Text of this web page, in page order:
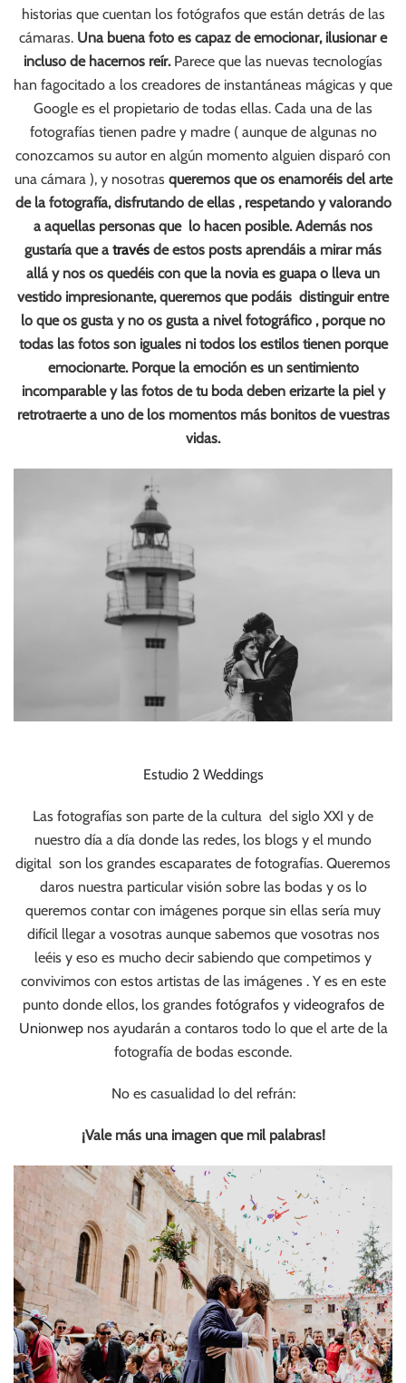
historias que cuentan los fotógrafos que están detrás de las
cámaras. Una buena foto es capaz de emocionar, ilusionar e
incluso de hacernos reír. Parece que las nuevas tecnologías
han fagocitado a los creadores de instantáneas mágicas y que
Google es el propietario de todas ellas. Cada una de las
fotografías tienen padre y madre ( aunque de algunas no
conozcamos su autor en algún momento alguien disparó con
una cámara ), y nosotras queremos que os enamoréis del arte
de la fotografía, disfrutando de ellas , respetando y valorando
a aquellas personas que lo hacen posible.Además nos
gustaría que através de estos posts aprendáis a mirar más
allá y nos os quedéis con que la novia es guapa o lleva un
vestido impresionante, queremos que podáis distinguir entre
lo que os gusta y no os gusta a nivel fotográfico ,porque no
todas las fotos son iguales ni todos los estilos tienen porque
emocionarte. Porque la emoción es un sentimiento
incomparable y las fotos de tu boda deben erizarte la piel y
retrotraerte a uno de los momentos más bonitos de vuestras
vidas.
Estudio 2 Weddings
Las fotografías son parte de la cultura del siglo XXI y de
nuestro día a día donde las redes, los blogs y el mundo
digital son los grandes escaparates de fotografías. Queremos
daros nuestra particular visión sobre las bodas y os lo
queremos contar con imágenes porque sin ellas sería muy
difícil llegar a vosotras aunque sabemos que vosotras nos
leéis y eso es mucho decir sabiendo que competimos y
convivimos con estos artistas de las imágenes . Y es en este
punto donde ellos, los grandes fotógrafos y videografos de
Unionwepnos ayudarán a contaros todo lo que el arte de la
fotografía de bodas esconde.
No es casualidad lo del refrán:
¡Vale más una imagen que mil palabras!